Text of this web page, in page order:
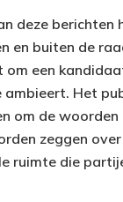
deze berichten
en buiten de
een
ambieert. Het
om de woorden
zeggen
ruimte die